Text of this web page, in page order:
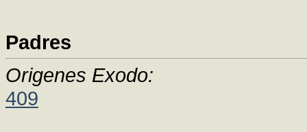
Padres
Origenes Exodo:
409